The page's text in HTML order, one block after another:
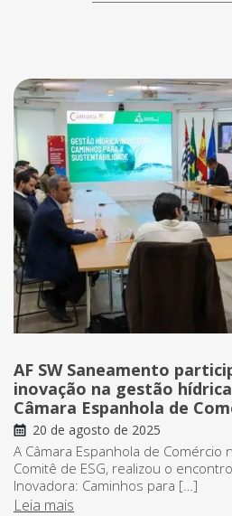
AF SW Saneamento
inovação na gestão
Câmara Espanhola de
20 de agosto de 2025
A Câmara Espanhola de Comércio
Comitê de ESG, realizou o
Inovadora: Caminhos para […]
Leia mais